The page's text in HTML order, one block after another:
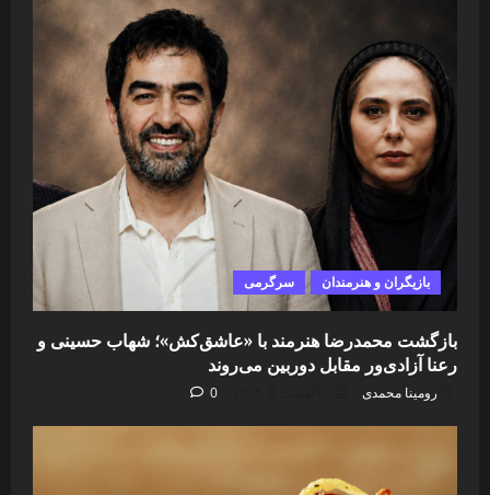
بازیگران و هنرمندان سرگرمی
بازگشت محمدرضا هنرمند با «عاشق‌کش»؛ شهاب حسینی و
رعنا آزادی‌ور مقابل دوربین می‌روند
رومینا محمدی 0